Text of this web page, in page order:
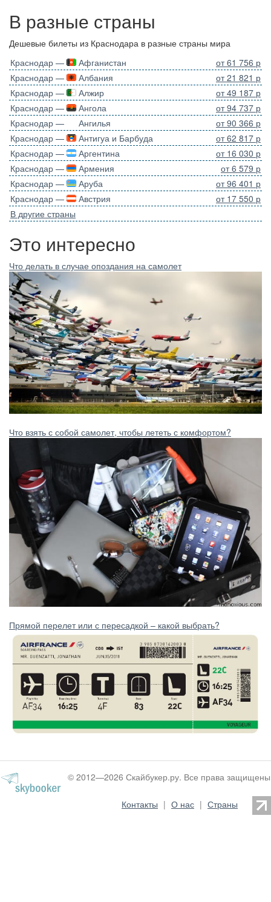
В разные страны
Дешевые билеты из Краснодара в разные страны мира
Краснодар —
Афганистан
от 61 756 р
Краснодар —
Албания
от 21 821 р
Краснодар —
Алжир
от 49 187 р
Краснодар —
Ангола
от 94 737 р
Краснодар —
Ангилья
от 90 366 р
Краснодар —
Антигуа и Барбуда
от 62 817 р
Краснодар —
Аргентина
от 16 030 р
Краснодар —
Армения
от 6 579 р
Краснодар —
Аруба
от 96 401 р
Краснодар —
Австрия
от 17 550 р
В другие страны
Это интересно
Что делать в случае опоздания на самолет
Что взять с собой самолет, чтобы лететь с комфортом?
Прямой перелет или с пересадкой – какой выбрать?
© 2012—2026 Скайбукер.ру. Все права защищены
Контакты | О нас | Страны